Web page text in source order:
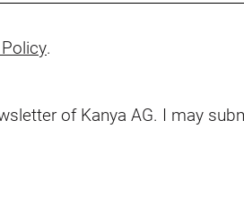
.
of Kanya AG. I may